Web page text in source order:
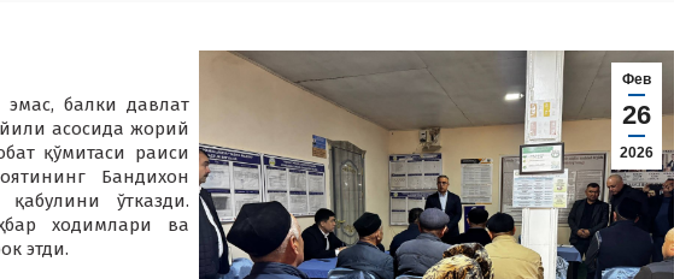
Фев
26
2026
эмас, балки давлат
асосида жорий
қўмитаси раиси
Бандихон
ўтказди.
ходимлари ва
этди.